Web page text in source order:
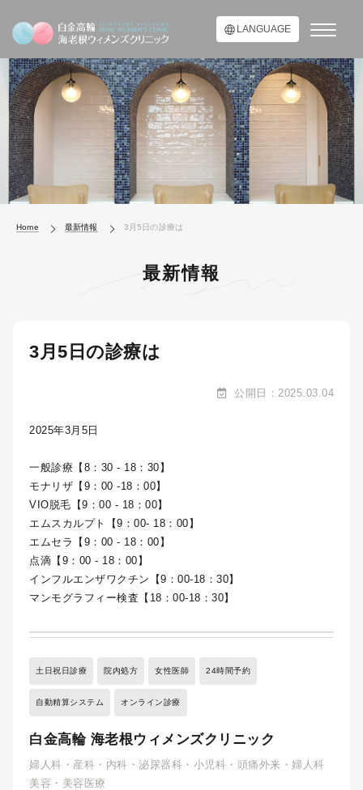
LANGUAGE
Home 最新情報 3月5日の診療は
最新情報
3月5日の診療は
公開日：2025.03.04
2025年3月5日
一般診療【8：30 - 18：30】
モナリザ【9：00 -18：00】
VIO脱毛【9：00 - 18：00】
エムスカルプト【9：00- 18：00】
エムセラ【9：00 - 18：00】
点滴【9：00 - 18：00】
インフルエンザワクチン【9：00-18：30】
マンモグラフィー検査【18：00-18：30】
土日祝日診療 院内処方 女性医師 24時間予約
自動精算システム オンライン診療
白金高輪 海老根ウィメンズクリニック
婦人科・産科・内科・泌尿器科・小児科・頭痛外来・婦人科
美容・美容医療